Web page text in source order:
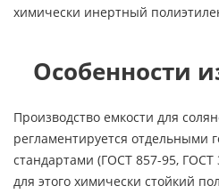
химически инертный
Особенности
Производство емкости для
регламентируется отдельными
стандартами (ГОСТ 857-95, ГОСТ
для этого химически стойкий